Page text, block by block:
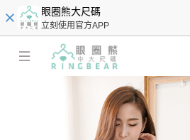
眼圈熊大尺碼
立刻使用官方APP